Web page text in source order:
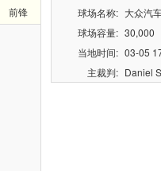
前锋
球场名称: 大众汽
球场容量: 30,000
当地时间: 03-05
主裁判: Daniel